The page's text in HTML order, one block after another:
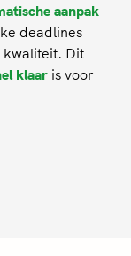
aanpak
deadlines
kwaliteit. Dit
klaaris voor